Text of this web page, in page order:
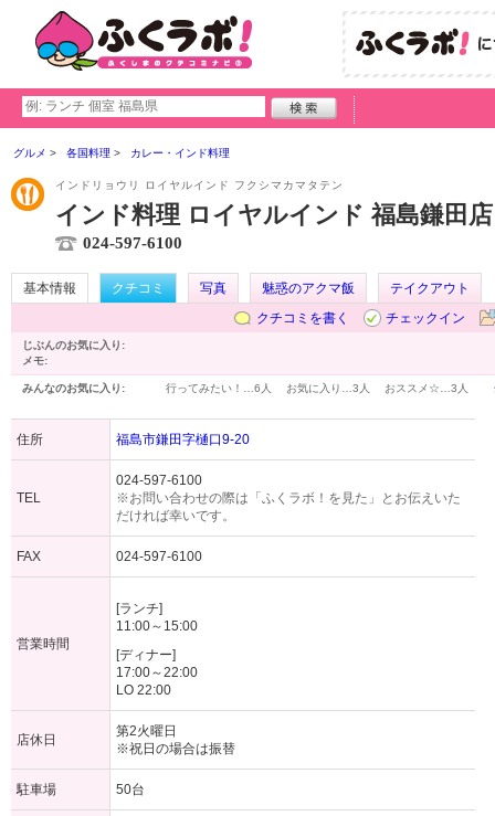
グルメ 各国料理 カレー・インド料理
インドリョウリ ロイヤルインド フクシマカマタテン
インド料理 ロイヤルインド 福島鎌田店
024-597-6100
基本情報 クチコミ 写真 魅惑のアクマ飯
テイクアウト
クチコミを書く
チェックイン
じぶんのお気に入り:
メモ:
みんなのお気に入り: 行ってみたい！… 6人 お気に入り… 3人 おススメ☆… 3人
住所 福島市鎌田字樋口9-20
TEL
024-597-6100
※お問い合わせの際は「ふくラボ！を見た」とお伝えいた
だければ幸いです。
FAX 024-597-6100
営業時間
[ランチ]
11:00～15:00
[ディナー]
17:00～22:00
LO 22:00
店休日
第2火曜日
※祝日の場合は振替
駐車場 50台